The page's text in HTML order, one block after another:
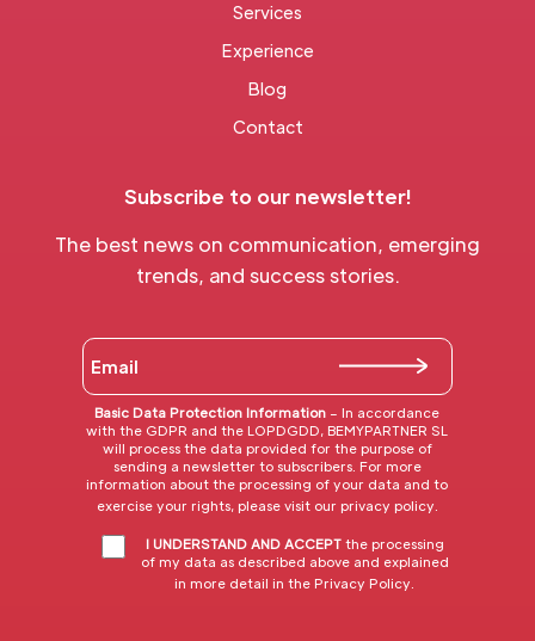
Services
Experience
Blog
Contact
Subscribe to our newsletter!
The best news on communication, emerging
trends, and success stories.
Basic Data Protection Information – In accordance
with the GDPR and the LOPDGDD, BEMYPARTNER SL
will process the data provided for the purpose of
sending a newsletter to subscribers. For more
information about the processing of your data and to
exercise your rights, please visit our privacy policy
I UNDERSTAND AND ACCEPT the processing
of my data as described above and explained
in more detail in the Privacy Policy